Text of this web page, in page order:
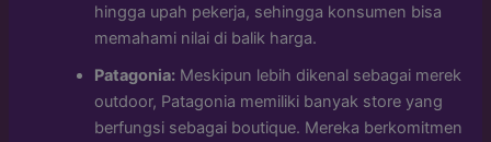
hingga upah pekerja, sehingga konsumen bisa
memahami nilai di balik harga.
Patagonia: Meskipun lebih dikenal sebagai merek
outdoor, Patagonia memiliki banyak store yang
berfungsi sebagai boutique. Mereka berkomitmen